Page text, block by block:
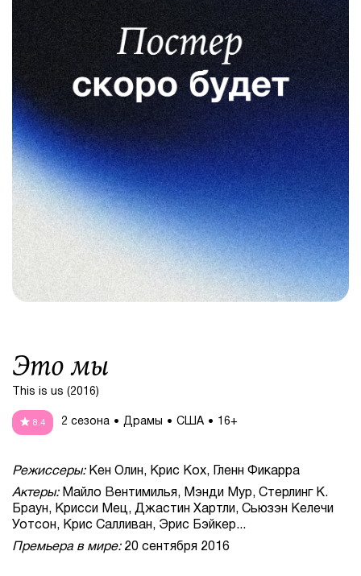
Рецензии
О нас
Авторы
Это мы
This is us (2016)
8.4 2 сезона Драмы США 16+
Режиссеры:Кен Олин, Крис Кох, Гленн Фикарра
Актеры:Майло Вентимилья, Мэнди Мур, Стерлинг К.
Браун, Крисси Мец, Джастин Хартли, Сьюзэн Келечи
Уотсон, Крис Салливан, Эрис Бэйкер...
Премьера в мире:20 сентября 2016